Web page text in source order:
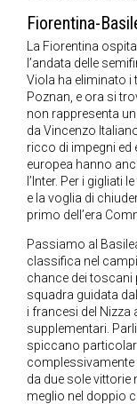
Fiorentina-
La Fiorentina
l’andata delle
Viola ha eliminato i
Poznan, e ora si
non rappresenta
da Vincenzo
ricco di impegni ed
europea hanno
l’Inter. Per i gigliati
e la voglia di
primo dell’era
Passiamo al
classifica nel
chance dei toscani
squadra guidata
i francesi del Nizza
supplementari.
spiccano
complessivamente
da due sole vittorie
meglio nel doppio